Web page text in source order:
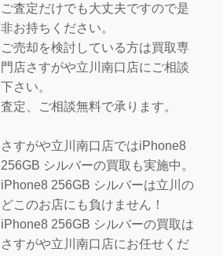
ご査定だけでも大丈夫ですので是
非お持ちください。
ご売却を検討している方は買取専
門店さすがや立川南口店にご相談
下さい。
査定、ご相談無料で承ります。
さすがや立川南口店ではiPhone8
256GB シルバーの買取も実施中。
iPhone8 256GB シルバーは立川の
どこのお店にも負けません！
iPhone8 256GB シルバーの買取は
さすがや立川南口店にお任せくだ